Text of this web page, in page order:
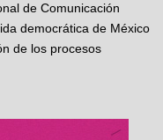
de Comunicación
democrática de México
de los procesos